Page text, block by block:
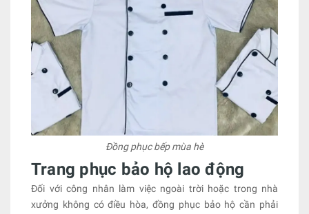
Đồng phục bếp mùa hè
Trang phục bảo hộ lao động
Đối với công nhân làm việc ngoài trời hoặc trong nhà
xưởng không có điều hòa, đồng phục bảo hộ cần phải